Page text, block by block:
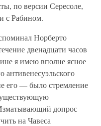
по версии Сересоле,
с Рабином.
Норберто
двенадцати часов
я имею вполне ясное
антивенесуэльского
его — было стремление
допрос
на Чавеса